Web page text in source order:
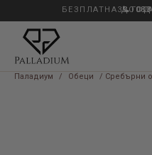
33
БЕЗПЛАТНА
Паладиум / Обеци / Сребърни